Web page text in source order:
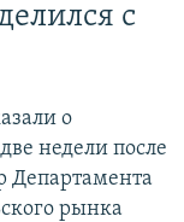
с
о
недели после
Департамента
рынка